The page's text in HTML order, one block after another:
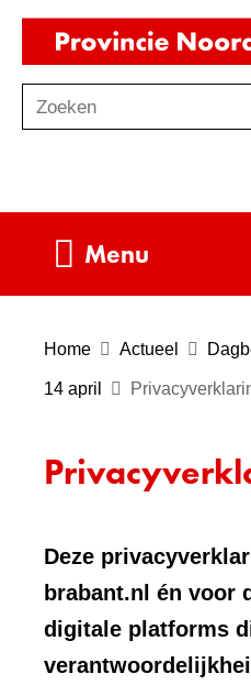
o
Zoeken
Menu
Home Actueel
14 april
Deze
brabant.nl én voor
digitale platforms